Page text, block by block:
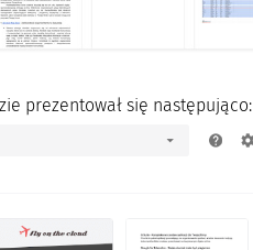
prezentował się następująco: